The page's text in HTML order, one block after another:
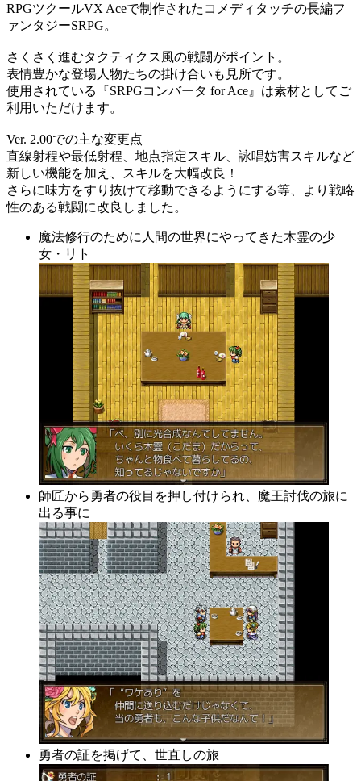
RPGツクールVX Aceで制作されたコメディタッチの長編フ
ァンタジーSRPG。
さくさく進むタクティクス風の戦闘がポイント。
表情豊かな登場人物たちの掛け合いも見所です。
使用されている『SRPGコンバータ for Ace』は素材としてご
利用いただけます。
Ver. 2.00での主な変更点
直線射程や最低射程、地点指定スキル、詠唱妨害スキルなど
新しい機能を加え、スキルを大幅改良！
さらに味方をすり抜けて移動できるようにする等、より戦略
性のある戦闘に改良しました。
魔法修行のために人間の世界にやってきた木霊の少
女・リト
師匠から勇者の役目を押し付けられ、魔王討伐の旅に
出る事に
勇者の証を掲げて、世直しの旅